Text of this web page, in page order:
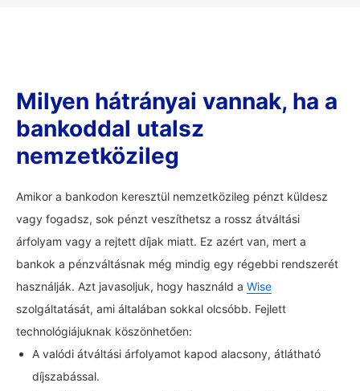
Milyen hátrányai vannak, ha a
bankoddal utalsz
nemzetközileg
Amikor a bankodon keresztül nemzetközileg pénzt küldesz
vagy fogadsz, sok pénzt veszíthetsz a rossz átváltási
árfolyam vagy a rejtett díjak miatt. Ez azért van, mert a
bankok a pénzváltásnak még mindig egy régebbi rendszerét
használják. Azt javasoljuk, hogy használd a Wise
szolgáltatását, ami általában sokkal olcsóbb. Fejlett
technológiájuknak köszönhetően:
A valódi átváltási árfolyamot kapod alacsony, átlátható
díjszabással.